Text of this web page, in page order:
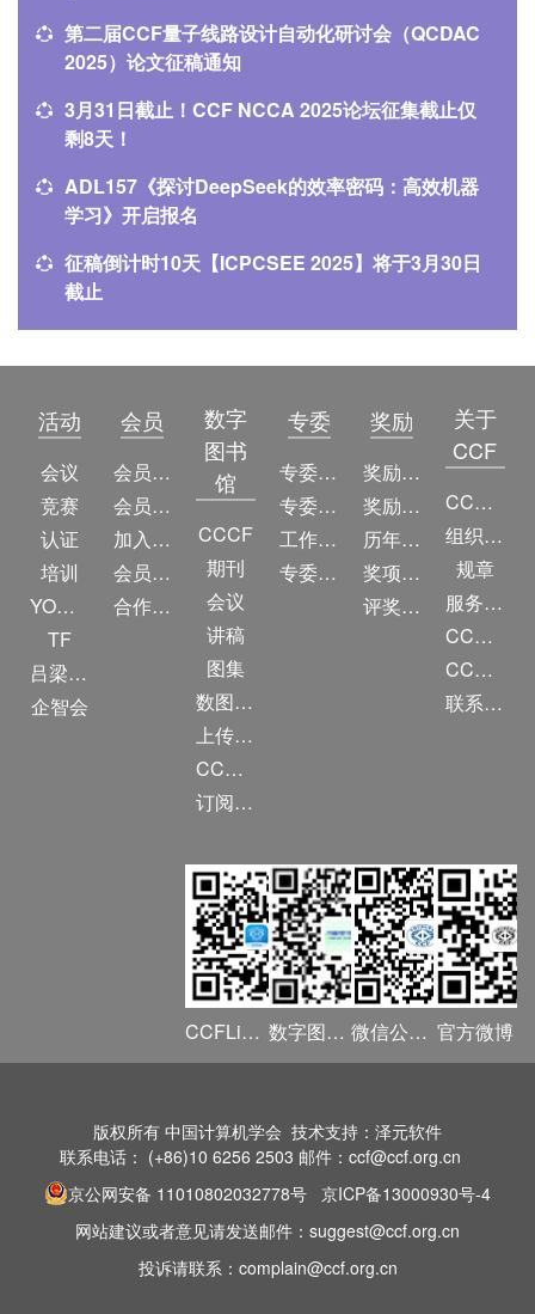
第二届CCF量子线路设计自动化研讨会（QCDAC
2025）论文征稿通知
3月31日截止！CCF NCCA 2025论坛征集截止仅
剩8天！
ADL157《探讨DeepSeek的效率密码：高效机器
学习》开启报名
征稿倒计时10天【ICPCSEE 2025】将于3月30日
截止
活动
会议
竞赛
认证
培训
YOCSEF
TF
吕梁振兴
企智会
会员
会员简介
会员权益
加入CCF
会员交费
合作伙伴
数字
图书
馆
CCCF
期刊
会议
讲稿
图集
数图编审委员会
上传/发布作品
CCF DL Focus
订阅《计算》
专委
专委简介
专委条例
工作问答
专委名单
奖励
奖励动态
奖励目录
历年获奖名单
奖项推荐
评奖条例
关于
CCF
CCF简介
组织机构
规章
服务项目
CCF大事记
CCF创建60周年
联系我们
CCFLink APP 数字图书馆 微信公众号 官方微博
版权所有 中国计算机学会 技术支持：泽元软件
联系电话： (+86)10 6256 2503 邮件：ccf@ccf.org.cn
京公网安备 11010802032778号 京ICP备13000930号-4
网站建议或者意见请发送邮件：suggest@ccf.org.cn
投诉请联系：complain@ccf.org.cn